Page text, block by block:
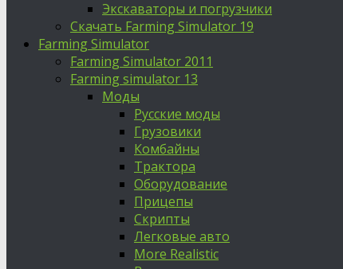
Экскаваторы и погрузчики
Скачать Farming Simulator 19
Farming Simulator
Farming Simulator 2011
Farming simulator 13
Моды
Русские моды
Грузовики
Комбайны
Трактора
Оборудование
Прицепы
Скрипты
Легковые авто
More Realistic